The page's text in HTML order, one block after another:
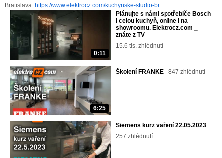
Bratislava: https://www.elektrocz.com/kuchynske-studio-br..
0:11
Plánujte s námi spotřebiče Bosch
i celou kuchyň, online i na
showroomu. Elektrocz.com _
znáte z TV
15.6 tis. zhlédnutí
6:25
Školení FRANKE 847 zhlédnutí
Siemens kurz vaření 22.05.2023
257 zhlédnutí